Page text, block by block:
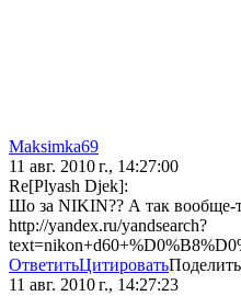
Maksimka69
11 авг. 2010 г., 14:27:00
Re[Plyash Djek]:
Шо за NIKIN?? А так вообще-
http://yandex.ru/yandsearch?
ОтветитьЦитировать
11 авг. 2010 г., 14:27:23